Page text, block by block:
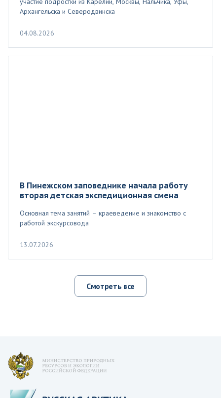
Архангельска и Северодвинска
04.08.2026
В Пинежском заповеднике начала работу
вторая детская экспедиционная смена
Основная тема занятий – краеведение и знакомство с
работой экскурсовода
13.07.2026
Смотреть все